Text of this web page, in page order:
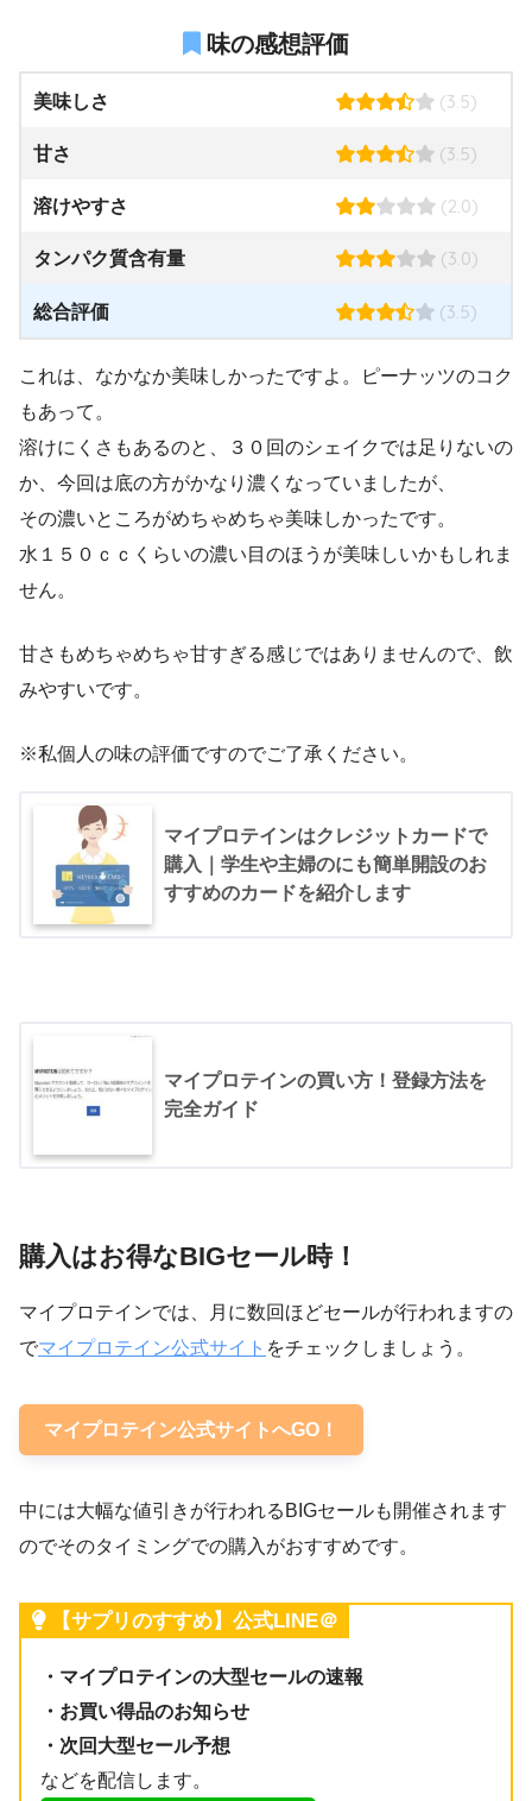
味の感想評価
美味しさ (3.5)
甘さ (3.5)
溶けやすさ (2.0)
タンパク質含有量 (3.0)
総合評価 (3.5)
これは、なかなか美味しかったですよ。ピーナッツのコク
もあって。
溶けにくさもあるのと、３０回のシェイクでは足りないの
か、今回は底の方がかなり濃くなっていましたが、
その濃いところがめちゃめちゃ美味しかったです。
水１５０ｃｃくらいの濃い目のほうが美味しいかもしれま
せん。
甘さもめちゃめちゃ甘すぎる感じではありませんので、飲
みやすいです。
※私個人の味の評価ですのでご了承ください。
マイプロテインはクレジットカードで
購入｜学生や主婦のにも簡単開設のお
すすめのカードを紹介します
マイプロテインの買い方！登録方法を
完全ガイド
購入はお得なBIGセール時！
マイプロテインでは、月に数回ほどセールが行われますの
でマイプロテイン公式サイト をチェックしましょう。
マイプロテイン公式サイトへGO！
中には大幅な値引きが行われるBIGセールも開催されます
のでそのタイミングでの購入がおすすめです。
【サプリのすすめ】公式LINE＠
・マイプロテインの大型セールの速報
・お買い得品のお知らせ
・次回大型セール予想
などを配信します。